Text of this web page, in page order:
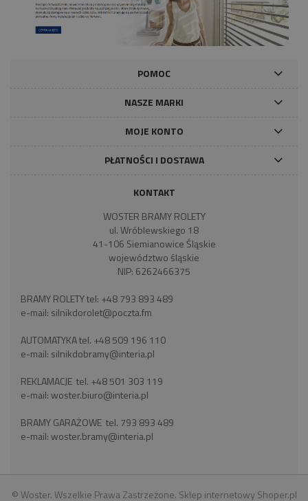
POMOC
NASZE MARKI
MOJE KONTO
PŁATNOŚCI I DOSTAWA
KONTAKT
WOSTER BRAMY ROLETY
ul. Wróblewskiego 18
41-106 Siemianowice Śląskie
województwo śląskie
NIP: 6262466375
BRAMY ROLETY tel: +48 793 893 489
e-mail: silnikdorolet@poczta.fm
AUTOMATYKA tel. +48 509 196 110
e-mail: silnikdobramy@interia.pl
REKLAMACJE tel. +48 501 303 119
e-mail:woster.biuro@interia.pl
BRAMY GARAŻOWE tel. 793 893 489
e-mail:woster.bramy@interia.pl
© Woster. Wszelkie Prawa Zastrzeżone. Sklep internetowy Shoper.pl